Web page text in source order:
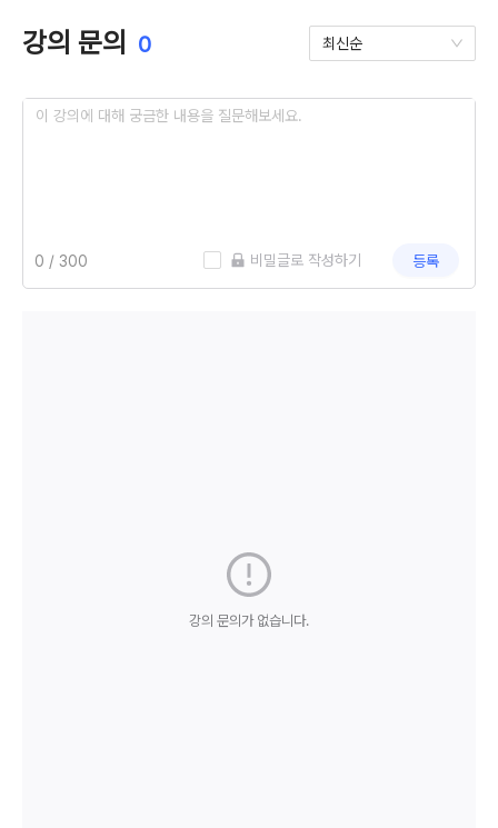
과정을 도와주는 산파가 되어야 합니다.
필요할 경우에는 적시에 개입 코칭을 통
리더의 역할과 자세 등을 조직의 각종 사
례와 더불어 동영상을 시청하면서 가슴
강의 문의 0 최신순
비밀글로 작성하기 등록
강의 문의가 없습니다.